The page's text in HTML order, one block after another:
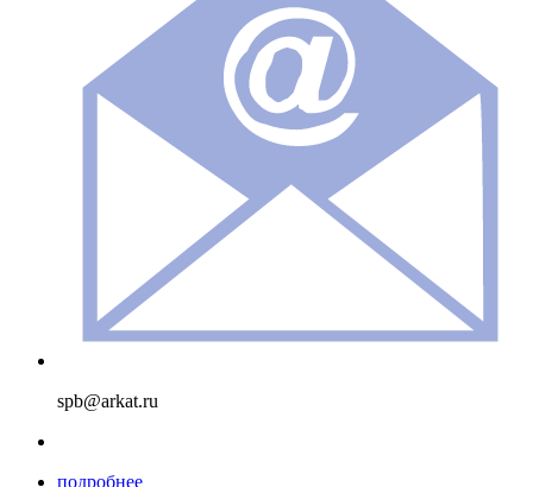
spb@arkat.ru
подробнее